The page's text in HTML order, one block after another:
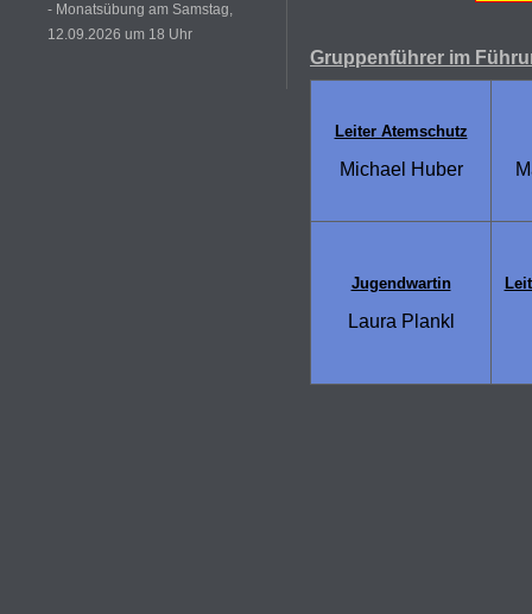
- Monatsübung am Samstag,
12.09.2026 um 18 Uhr
Gruppenführer im
Leiter Atemschutz
Michael Huber
Jugendwartin
Laura Plankl